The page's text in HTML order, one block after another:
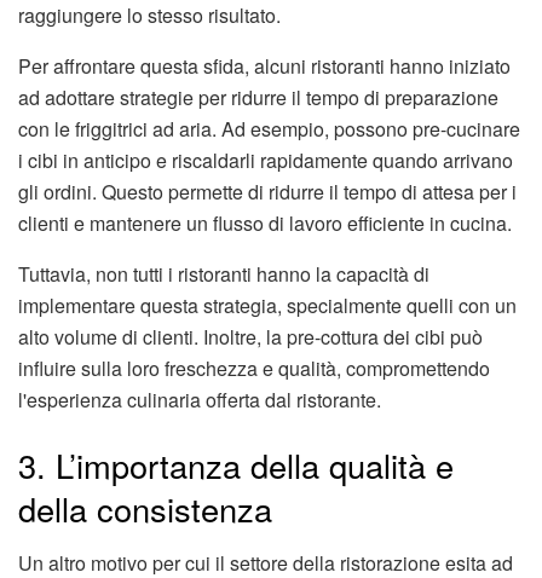
raggiungere lo stesso risultato.
Per affrontare questa sfida, alcuni ristoranti hanno iniziato
ad adottare strategie per ridurre il tempo di preparazione
con le friggitrici ad aria. Ad esempio, possono pre-cucinare
i cibi in anticipo e riscaldarli rapidamente quando arrivano
gli ordini. Questo permette di ridurre il tempo di attesa per i
clienti e mantenere un flusso di lavoro efficiente in cucina.
Tuttavia, non tutti i ristoranti hanno la capacità di
implementare questa strategia, specialmente quelli con un
alto volume di clienti. Inoltre, la pre-cottura dei cibi può
influire sulla loro freschezza e qualità, compromettendo
l'esperienza culinaria offerta dal ristorante.
3. L’importanza della qualità e
della consistenza
Un altro motivo per cui il settore della ristorazione esita ad